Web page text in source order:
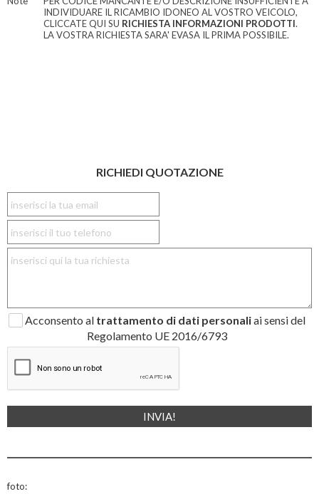
INDIVIDUARE IL RICAMBIO IDONEO AL VOSTRO VEICOLO,
CLICCATE QUI SU RICHIESTA INFORMAZIONI PRODOTTI.
LA VOSTRA RICHIESTA SARA' EVASA IL PRIMA POSSIBILE.
RICHIEDI QUOTAZIONE
Acconsento al trattamento di dati personaliai sensi del
Regolamento UE 2016/6793
foto: